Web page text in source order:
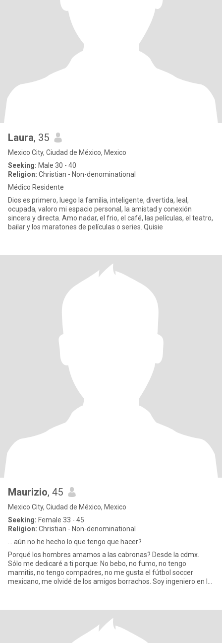
Laura, 35
Mexico City, Ciudad de México, Mexico
Seeking: Male 30 - 40
Religion: Christian - Non-denominational
Médico Residente
Dios es primero, luego la familia, inteligente, divertida, leal,
ocupada, valoro mi espacio personal, la amistad y conexión
sincera y directa. Amo nadar, el frio, el café, las películas, el teatro,
bailar y los maratones de películas o series. Quisie
Maurizio, 45
Mexico City, Ciudad de México, Mexico
Seeking: Female 33 - 45
Religion: Christian - Non-denominational
... aún no he hecho lo que tengo que hacer?
Porqué los hombres amamos a las cabronas? Desde la cdmx.
Sólo me dedicaré a ti porque: No bebo, no fumo, no tengo
mamitis, no tengo compadres, no me gusta el fútbol soccer
mexicano, me olvidé de los amigos borrachos. Soy ingeniero en la